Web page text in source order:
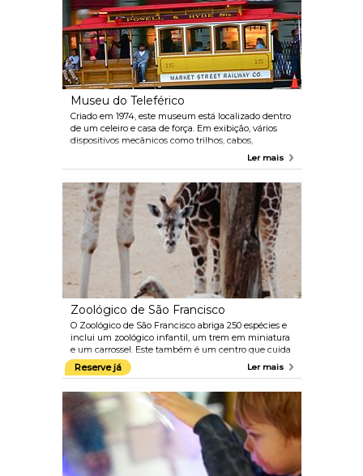
Museu do Teleférico
Criado em 1974, este museum está localizado dentro
de um celeiro e casa de força. Em exibição, vários
dispositivos mecânicos como trilhos, cabos,
ferramentas, modelos detalhados e uma coleção de
Ler mais
Zoológico de São Francisco
O Zoológico de São Francisco abriga 250 espécies e
inclui um zoológico infantil, um trem em miniatura
e um carrossel. Este também é um centro que cuida
de espécies raras e ameaçadas de extinção - um
ótimo lugar para se passar um dia com a família. No
dentro.
Reserve já Ler mais